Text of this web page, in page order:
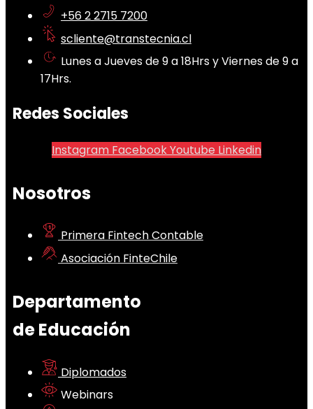
+56 2 2715 7200
scliente@transtecnia.cl
Lunes a Jueves de 9 a 18Hrs y Viernes de 9 a
17Hrs.
Redes Sociales
Instagram FacebookYoutube Linkedin
Nosotros
Primera Fintech Contable
Asociación FinteChile
Departamento
de Educación
Diplomados
Webinars